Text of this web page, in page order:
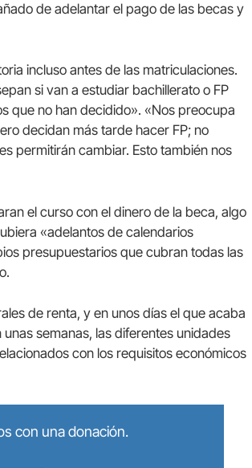
de adelantar el pago de las becas y
incluso antes de las matriculaciones.
si van a estudiar bachillerato o FP
que no han decidido». «Nos preocupa
decidan más tarde hacer FP; no
permitirán cambiar. Esto también nos
el curso con el dinero de la beca, algo
«adelantos de calendarios
presupuestarios que cubran todas las
de renta, y en unos días el que acaba
semanas, las diferentes unidades
con los requisitos económicos
con una donación.